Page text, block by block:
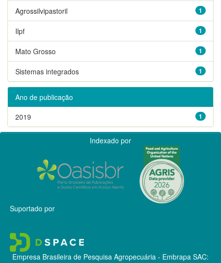
1
Agrossilvipastoril
1
Ilpf
1
Mato Grosso
1
Sistemas integrados
Ano de publicação
1
2019
Indexado por
Suportado por
Empresa Brasileira de Pesquisa Agropecuária - Embrapa SAC: